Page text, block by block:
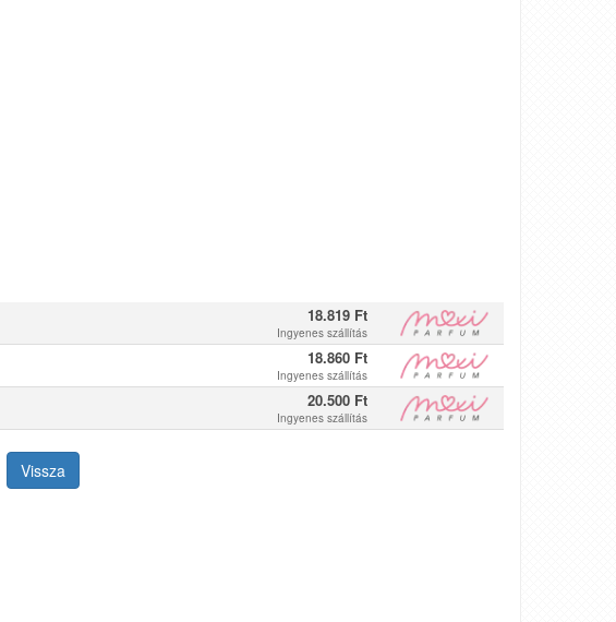
18.819 Ft
Ingyenes szállítás
18.860 Ft
Ingyenes szállítás
20.500 Ft
Ingyenes szállítás
Vissza